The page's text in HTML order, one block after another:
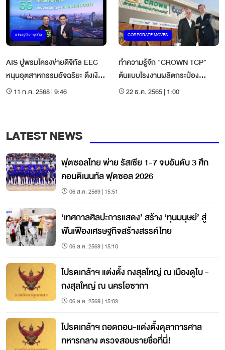
เศรษฐกิจ-ธุรกิจ
AIS ปูพรมโครงข่ายดิจิทัล EEC
หนุนอุตสาหกรรมอัจฉริยะ ดึงเงิน
ทุนโลก
11 ก.ค. 2568 | 9:46
CORPORATE MOVES
ทำความรู้จัก "CROWN TCP"
ต้นแบบโรงงานผลิตกระป๋อง
อะลูมิเนียมเพื่อความยั่งยืน
22 ธ.ค. 2565 | 1:00
LATEST NEWS
ฟุตซอลไทย พ่าย รัสเซีย 1-7 จบอันดับ 3 ศึก
คอนติเนนทัล ฟุตซอล 2026
06 ส.ค. 2569 | 15:51
‘เทศกาลศิลปะการแสดง’ สร้าง ‘ทุนมนุษย์’ สู่
ฟันเฟืองเศรษฐกิจสร้างสรรค์ไทย
06 ส.ค. 2569 | 15:10
โปรดเกล้าฯ แต่งตั้ง กงสุลใหญ่ ณ เมืองดูไบ -
กงสุลใหญ่ ณ นครโอซากา
06 ส.ค. 2569 | 15:03
โปรดเกล้าฯ ถอดถอน-แต่งตั้งตุลาการศาล
ทหารกลาง ตรวจสอบรายชื่อที่นี่!